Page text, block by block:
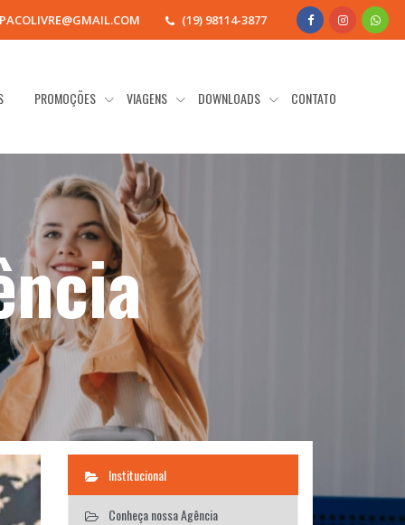
(19) 98114-3877
PROMOÇÕES VIAGENS DOWNLOADS CONTATO
Institucional
Conheça nossa Agência